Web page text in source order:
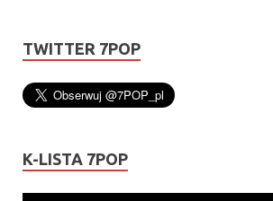
TWITTER 7POP
K-LISTA 7POP